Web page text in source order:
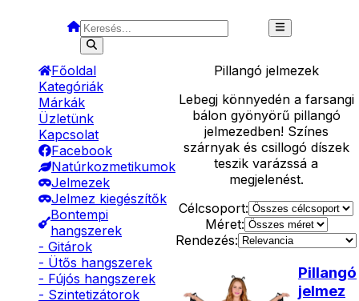
Főoldal
Kategóriák
Márkák
Üzletünk
Kapcsolat
Facebook
Natúrkozmetikumok
Jelmezek
Jelmez kiegészítők
Bontempi
hangszerek
- Gitárok
- Ütős hangszerek
- Fújós hangszerek
- Szintetizátorok
Pillangó jelmezek
Lebegj könnyedén a farsangi
bálon gyönyörű pillangó
jelmezedben! Színes
szárnyak és csillogó díszek
teszik varázssá a
megjelenést.
Célcsoport:
Méret:
Rendezés:
Pillangó
jelmez